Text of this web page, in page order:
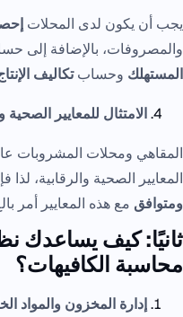
يجب أن يكون لدى المحلات
والمصروفات، بالإضافة إلى
المستهلك وحسابتكاليف
الامتثال للمعايير الصحية
المقاهي ومحلات المشروبات
المعايير الصحية والرقابية، لذا
ومتوافق مع هذه المعايير أمر
ثانيًا: كيف يساعدك
محاسبة الكافيهات؟
إدارة المخزون والمواد